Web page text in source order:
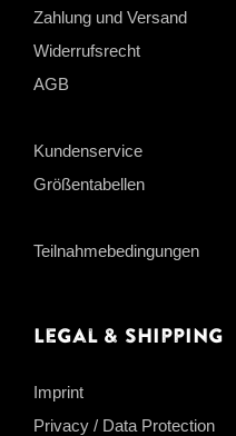
Zahlung und Versand
Widerrufsrecht
AGB
Kundenservice
Größentabellen
Teilnahmebedingungen
Legal & Shipping
Imprint
Privacy / Data Protection